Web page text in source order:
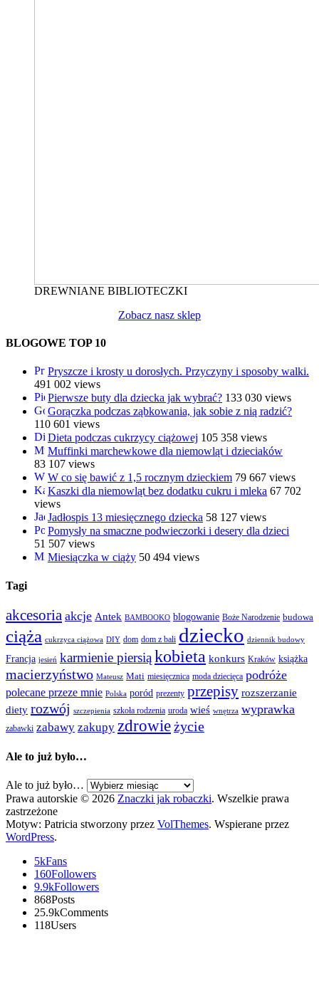
DREWNIANE BIBLIOTECZKI
Zobacz nasz sklep
BLOGOWE TOP 10
Pryszcze i krosty u dorosłych. Przyczyny i sposoby walki.
491 002 views
Pierwsze buty dla dziecka jak wybrać? 133 030 views
Gorączka podczas ząbkowania, jak sobie z nią radzić?
110 601 views
Dieta podczas cukrzycy ciążowej 105 358 views
Muffinki marchewkowe dla niemowląt i dzieciaków
83 107 views
W co się bawić z 1,5 rocznym dzieckiem 79 667 views
Kaszki dla niemowląt bez dodatku cukru i mleka 67 702
views
Jadłospis 13 miesięcznego dziecka 58 127 views
Pomysły na smaczne podwieczorki i desery dla dzieci
51 507 views
Miesiączka w ciąży 50 494 views
Tagi
akcesoria akcje Antek BAMBOOKO blogowanie Boże Narodzenie budowa
ciąża cukrzyca ciążowa DIY dom dom z bali dziecko dziennik budowy
Francja jesień karmienie piersiąkobieta konkurs Kraków książka
macierzyństwo Mateusz Mati miesięcznica moda dziecięca podróże
polecane przeze mnie Polska poród prezenty przepisy rozszerzanie
diety rozwój szczepienia szkoła rodzenia uroda wieś wnętrza wyprawka
zabawki zabawy zakupy zdrowieżycie
Ale to już było…
Ale to już było…
Prawa autorskie © 2026 Znaczki jak robaczki. Wszelkie prawa
zastrzeżone
Motyw: Patricia stworzony przez VolThemes. Wspierane przez
WordPress.
5kFans
160Followers
9.9kFollowers
868Posts
25.9kComments
118Users